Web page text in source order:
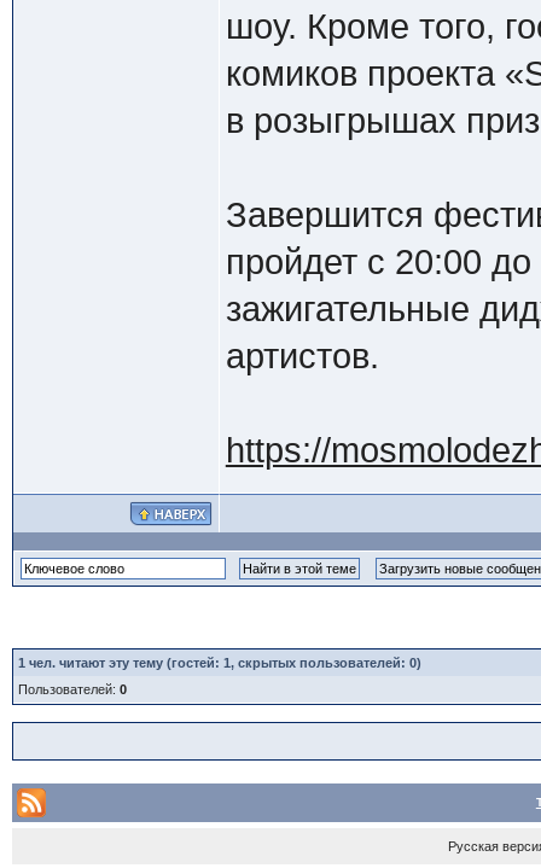
шоу. Кроме того,
комиков проекта
в розыгрышах
Завершится
пройдет с 20:00
зажигательные
артистов.
https://
1 чел. читают эту тему (гостей: 1, скрытых пользователей: 0)
Пользователей: 0
Русская